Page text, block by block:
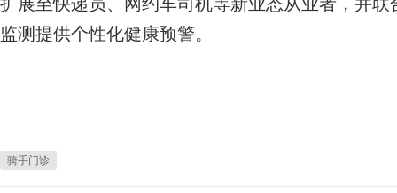
监测提供个性化健康预警。
骑手门诊